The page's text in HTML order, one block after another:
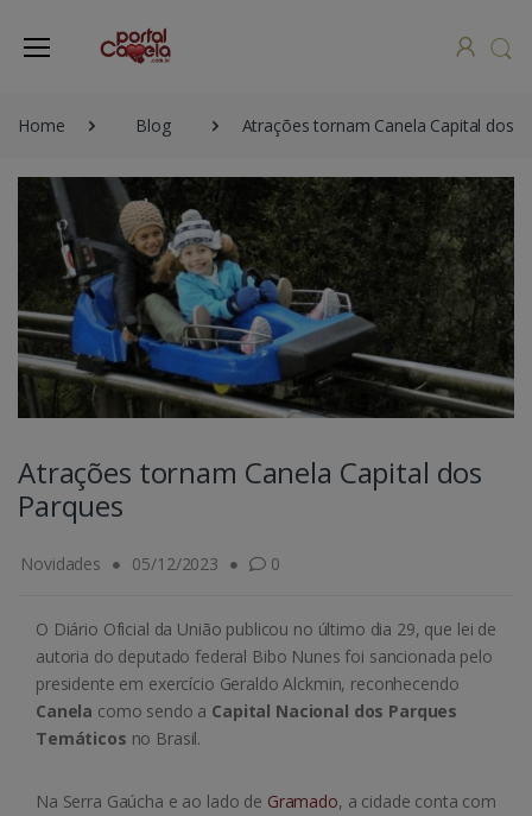
Home Blog Atrações tornam Canela Capital dos
Atrações tornam Canela Capital dos
Parques
Novidades 05/12/2023 0
O Diário Oficial da União publicou no último dia 29, que lei de
autoria do deputado federal Bibo Nunes foi sancionada pelo
presidente em exercício Geraldo Alckmin, reconhecendo
Canela como sendo a Capital Nacional dos Parques
Temáticos no Brasil.
Na Serra Gaúcha e ao lado de Gramado, a cidade conta com